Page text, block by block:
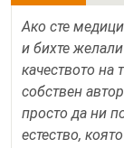
Ако сте
и бихте
качеството на
собствен
просто да ни
естество,